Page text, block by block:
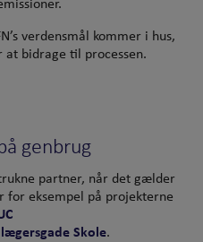
verdensmål kommer i hus,
bidrage til processen.
genbrug
partner, når det gælder
eksempel på projekterne
Skole.